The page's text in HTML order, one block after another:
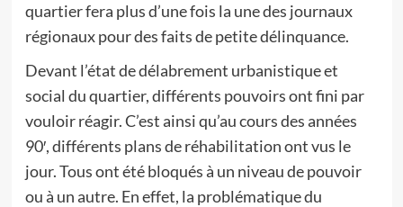
quartier fera plus d’une fois la une des journaux
régionaux pour des faits de petite délinquance.
Devant l’état de délabrement urbanistique et
social du quartier, différents pouvoirs ont fini par
vouloir réagir. C’est ainsi qu’au cours des années
90′, différents plans de réhabilitation ont vus le
jour. Tous ont été bloqués à un niveau de pouvoir
ou à un autre. En effet, la problématique du